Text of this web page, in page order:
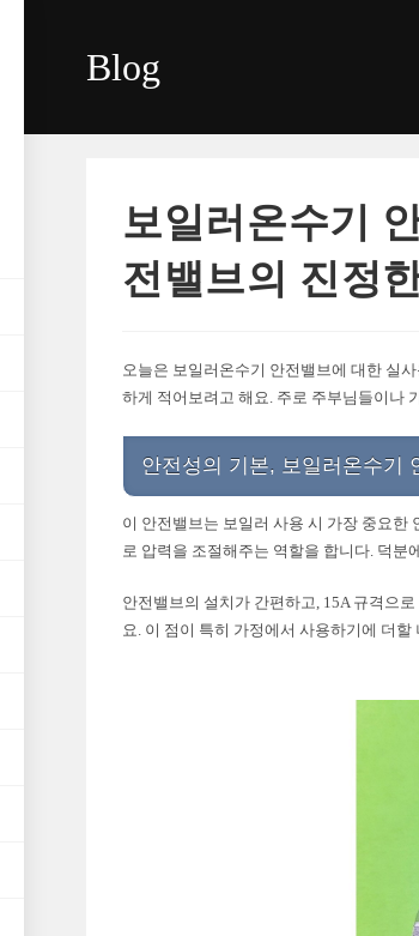
Blog
보일러온수기
전밸브의 진정
오늘은 보일러온수기 안전밸브에 대한 실
하게 적어보려고 해요. 주로 주부님들이나
안전성의 기본, 보일러온수기
이 안전밸브는 보일러 사용 시 가장 중요한
로 압력을 조절해주는 역할을 합니다. 덕분
안전밸브의 설치가 간편하고, 15A 규격으
요. 이 점이 특히 가정에서 사용하기에 더할